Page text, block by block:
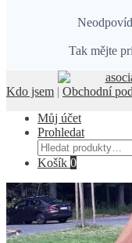
Tak mějte
Kdo jsem | Obchodní
Můj účet
Prohledat
Hledat:
Košík 0